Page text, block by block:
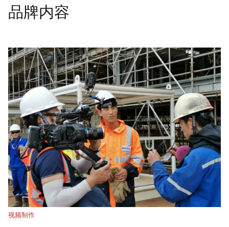
品牌内容
视频制作